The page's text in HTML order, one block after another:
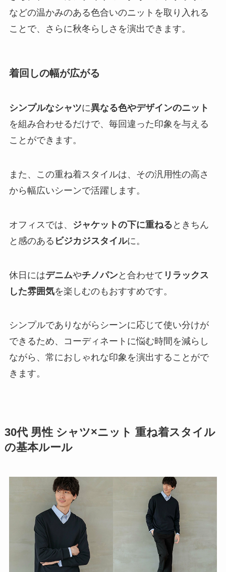
などの温かみのある色合いのニットを取り入れる
ことで、さらに秋冬らしさを演出できます。
着回しの幅が広がる
シンプルなシャツに異なる色やデザインのニット
を組み合わせるだけで、毎回違った印象を与える
ことができます。
また、この重ね着スタイルは、その汎用性の高さ
から幅広いシーンで活躍します。
オフィスでは、 ジャケットの下に重ねる ときちん
と感のある ビジカジスタイルに。
休日にはデニムやチノパンと合わせて リラックス
した雰囲気を楽しむのもおすすめです。
シンプルでありながらシーンに応じて使い分けが
できるため、コーディネートに悩む時間を減らし
ながら、常におしゃれな印象を演出することがで
きます。
30代 男性 シャツ×ニット 重ね着スタイル
の基本ルール